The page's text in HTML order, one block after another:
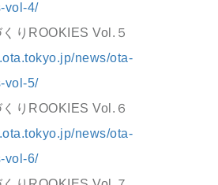
vol-4/
りROOKIES Vol.５
news/ota-
vol-5/
りROOKIES Vol.６
news/ota-
vol-6/